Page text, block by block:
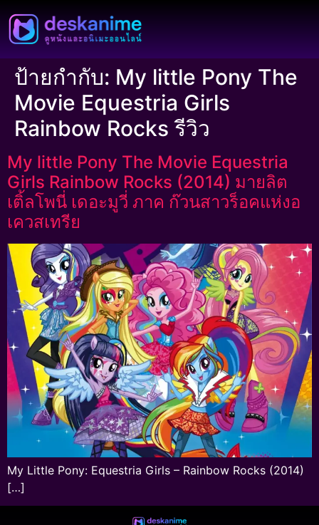
ป้ายกำกับ: My little Pony The
Movie Equestria Girls
Rainbow Rocks รีวิว
My little Pony The Movie Equestria
Girls Rainbow Rocks (2014) มายลิต
เติ้ลโพนี่ เดอะมูวี่ ภาค ก๊วนสาวร็อคแห่งอ
เควสเทรีย
My Little Pony: Equestria Girls – Rainbow Rocks (2014)
[…]